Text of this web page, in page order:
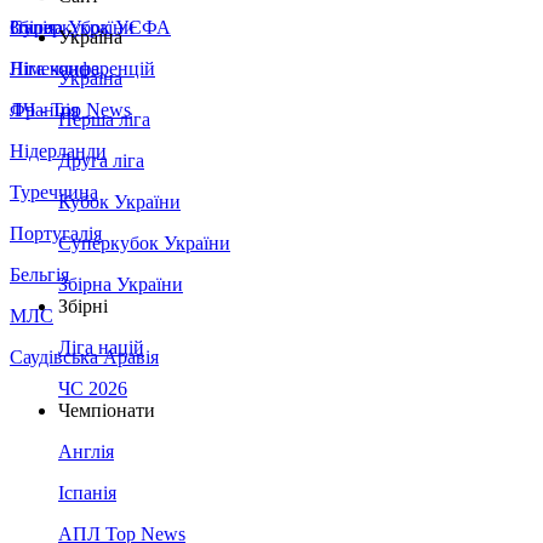
Збірна України
Італія
Німеччина
Франція
Нідерланди
Туреччина
Португалія
Бельгія
МЛС
Саудівська Аравія
Суперкубок УЄФА
Ліга конференцій
ЛЧ - Top News
Україна
Україна
Перша ліга
Друга ліга
Кубок України
Суперкубок України
Збірна України
Збірні
Ліга націй
ЧС 2026
Чемпіонати
Англія
Іспанія
АПЛ Top News